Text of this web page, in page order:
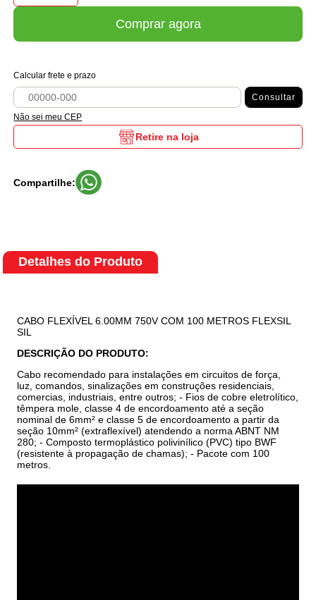
Comprar agora
Calcular frete e prazo
Consultar
Não sei meu CEP
Retire na loja
Compartilhe:
Detalhes do Produto
CABO FLEXÍVEL 6.00MM 750V COM 100 METROS FLEXSIL
SIL
DESCRIÇÃO DO PRODUTO:
Cabo recomendado para instalações em circuitos de força,
luz, comandos, sinalizações em construções residenciais,
comercias, industriais, entre outros; - Fios de cobre eletrolítico,
têmpera mole, classe 4 de encordoamento até a seção
nominal de 6mm² e classe 5 de encordoamento a partir da
seção 10mm² (extraflexível) atendendo a norma ABNT NM
280; - Composto termoplástico polivinílico (PVC) tipo BWF
(resistente à propagação de chamas); - Pacote com 100
metros.